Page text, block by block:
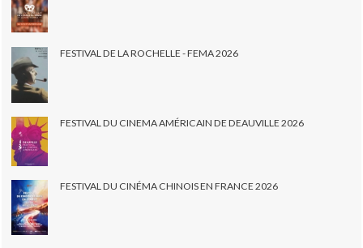
FESTIVAL DE LA ROCHELLE - FEMA 2026
FESTIVAL DU CINEMA AMÉRICAIN DE DEAUVILLE 2026
FESTIVAL DU CINÉMA CHINOIS EN FRANCE 2026